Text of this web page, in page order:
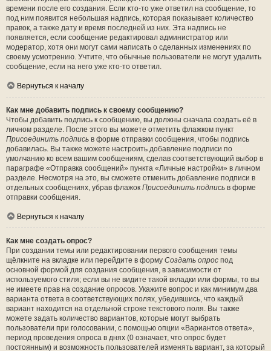
времени после его создания. Если кто-то уже ответил на сообщение, то
под ним появится небольшая надпись, которая показывает количество
правок, а также дату и время последней из них. Эта надпись не
появляется, если сообщение редактировал администратор или
модератор, хотя они могут сами написать о сделанных изменениях по
своему усмотрению. Учтите, что обычные пользователи не могут удалить
сообщение, если на него уже кто-то ответил.
Вернуться к началу
Как мне добавить подпись к своему сообщению?
Чтобы добавить подпись к сообщению, вы должны сначала создать её в
личном разделе. После этого вы можете отметить флажком пункт
Присоединить подпись в форме отправки сообщения, чтобы подпись
добавилась. Вы также можете настроить добавление подписи по
умолчанию ко всем вашим сообщениям, сделав соответствующий выбор в
параграфе «Отправка сообщений» пункта «Личные настройки» в личном
разделе. Несмотря на это, вы сможете отменить добавление подписи в
отдельных сообщениях, убрав флажок Присоединить подпись в форме
отправки сообщения.
Вернуться к началу
Как мне создать опрос?
При создании темы или редактировании первого сообщения темы
щёлкните на вкладке или перейдите в форму Создать опрос под
основной формой для создания сообщения, в зависимости от
используемого стиля; если вы не видите такой вкладки или формы, то вы
не имеете прав на создание опросов. Укажите вопрос и как минимум два
варианта ответа в соответствующих полях, убедившись, что каждый
вариант находится на отдельной строке текстового поля. Вы также
можете задать количество вариантов, которые могут выбрать
пользователи при голосовании, с помощью опции «Вариантов ответа»,
период проведения опроса в днях (0 означает, что опрос будет
постоянным) и возможность пользователей изменять вариант, за который